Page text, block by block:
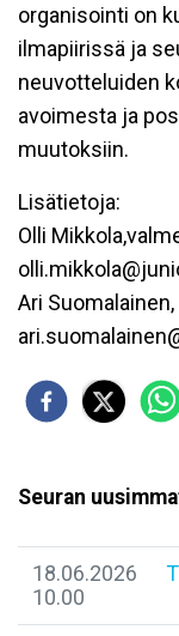
organisointi on
ilmapiirissä ja
neuvotteluiden
avoimesta ja
muutoksiin.
Lisätietoja:
Olli
Ari
Seuran
18.06.2026
10.00